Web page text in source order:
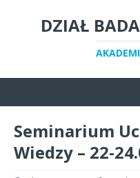
DZIAŁ
Seminarium
Wiedzy – 22-